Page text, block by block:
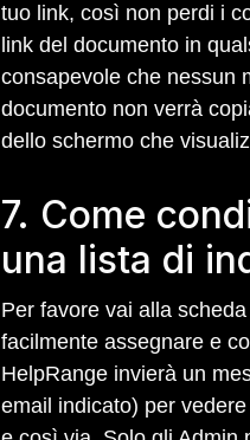
tuo link, così non perdi i
link del documento in
consapevole che nessun
documento non verrà
dello schermo che
7. Come
una lista di
Per favore vai alla
facilmente assegnare e
HelpRange invierà un
email indicato) per